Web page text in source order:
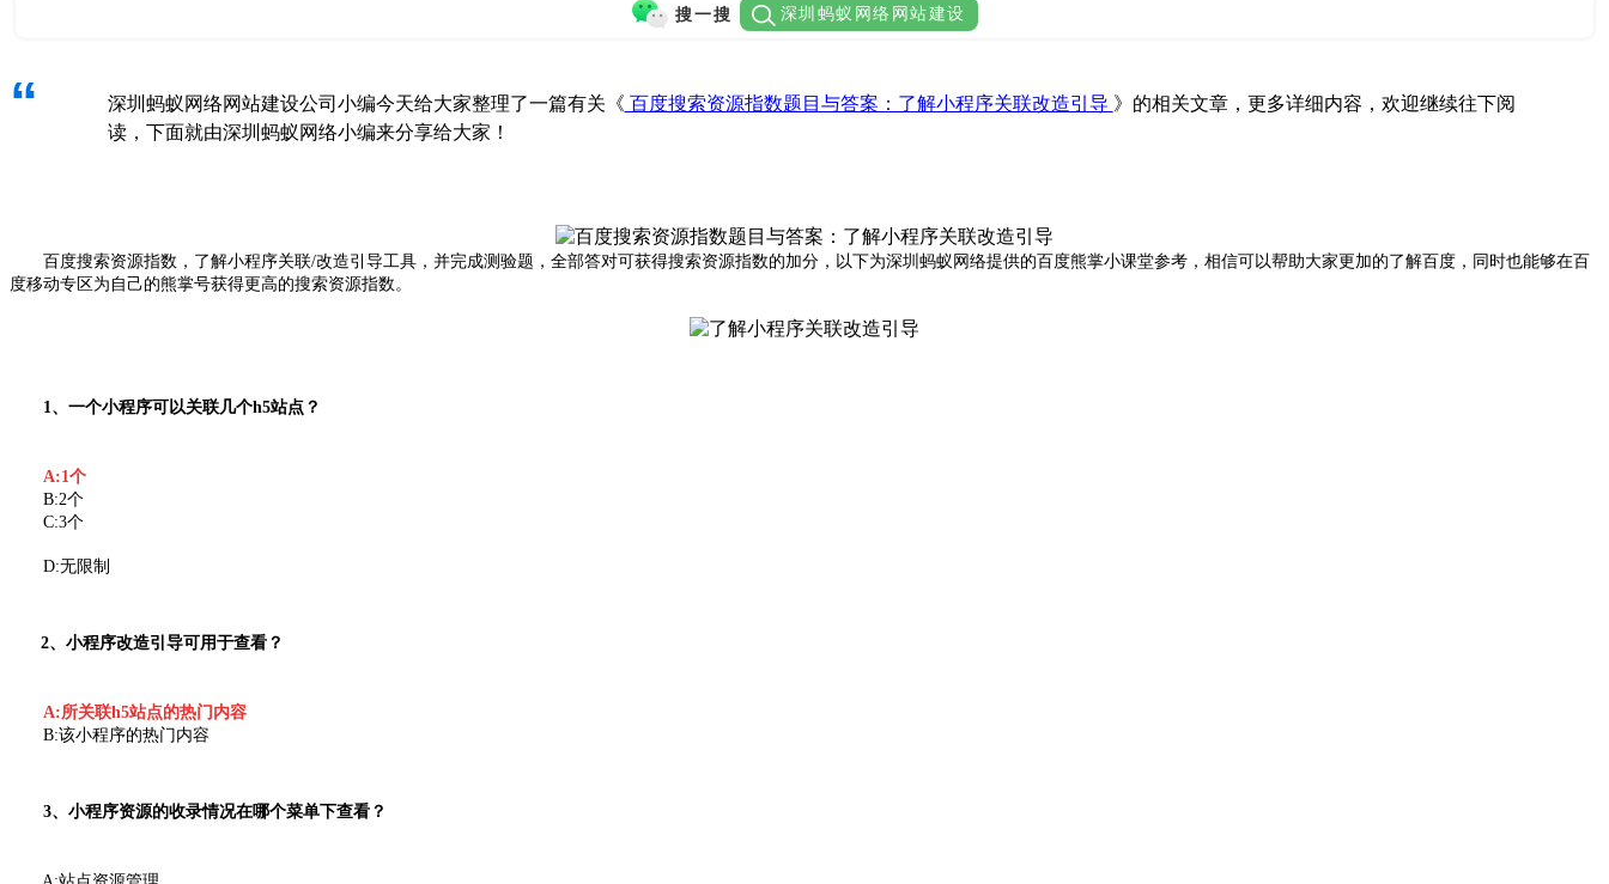
搜一搜 深圳蚂蚁网络网站建设
“ 深圳蚂蚁网络网站建设公司小编今天给大家整理了一篇有关《 百度搜索资源指数题目与答案：了解小程序关联改造引导 》的相关文章，更多详细内容，欢迎继续往下阅
读，下面就由深圳蚂蚁网络小编来分享给大家！
百度搜索资源指数，了解小程序关联/改造引导工具，并完成测验题，全部答对可获得搜索资源指数的加分，以下为深圳蚂蚁网络提供的百度熊掌小课堂参考，相信可以帮助大家更加的了解百度，同时也能够在百
度移动专区为自己的熊掌号获得更高的搜索资源指数。
1、一个小程序可以关联几个h5站点？
A:1个
B:2个
C:3个
D:无限制
2、小程序改造引导可用于查看？
A:所关联h5站点的热门内容
B:该小程序的热门内容
3、小程序资源的收录情况在哪个菜单下查看？